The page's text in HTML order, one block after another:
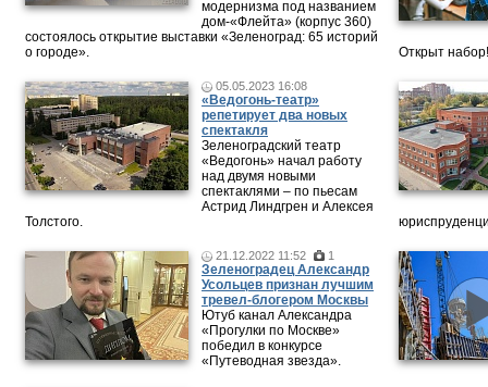
модернизма под названием
дом-«Флейта» (корпус 360)
состоялось открытие выставки «Зеленоград: 65 историй
о городе».
05.05.2023 16:08
«Ведогонь-театр»
репетирует два новых
спектакля
Зеленоградский театр
«Ведогонь» начал работу
над двумя новыми
спектаклями – по пьесам
Астрид Линдгрен и Алексея
Толстого.
21.12.2022 11:52 1
Зеленоградец Александр
Усольцев признан лучшим
тревел-блогером Москвы
Ютуб канал Александра
«Прогулки по Москве»
победил в конкурсе
«Путеводная звезда».
Открыт набор!